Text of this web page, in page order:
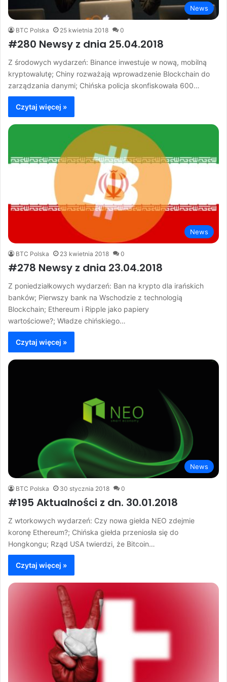
News
BTC Polska 25 kwietnia 2018 0
#280 Newsy z dnia 25.04.2018
Z środowych wydarzeń: Binance inwestuje w nową, mobilną
kryptowalutę; Chiny rozważają wprowadzenie Blockchain do
zarządzania danymi; Chińska policja skonfiskowała 600…
Czytaj więcej »
News
BTC Polska 23 kwietnia 2018 0
#278 Newsy z dnia 23.04.2018
Z poniedziałkowych wydarzeń: Ban na krypto dla irańskich
banków; Pierwszy bank na Wschodzie z technologią
Blockchain; Ethereum i Ripple jako papiery
wartościowe?; Władze chińskiego…
Czytaj więcej »
News
BTC Polska 30 stycznia 2018 0
#195 Aktualności z dn. 30.01.2018
Z wtorkowych wydarzeń: Czy nowa giełda NEO zdejmie
koronę Ethereum?; Chińska giełda przeniosła się do
Hongkongu; Rząd USA twierdzi, że Bitcoin…
Czytaj więcej »